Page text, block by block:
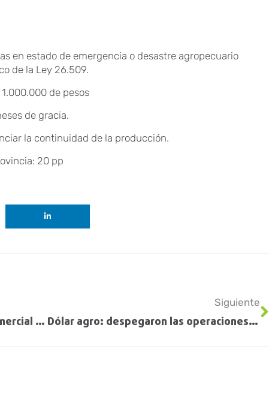
en estado de emergencia o desastre agropecuario
de la Ley 26.509.
de pesos
de gracia.
la continuidad de la producción.
20 pp
Entre Ríos : diagraman misión comercial a Brasil
Siguiente
Dólar agro: despegaron las operaciones y se liquidaron u$s574 millones